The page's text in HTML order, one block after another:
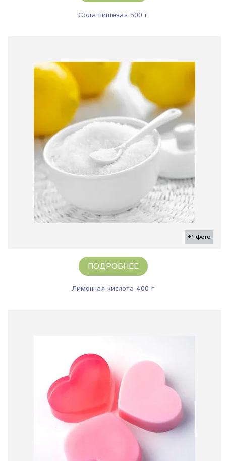
Сода пищевая 500 г
+1 фото
ПОДРОБНЕЕ
Лимонная кислота 400 г